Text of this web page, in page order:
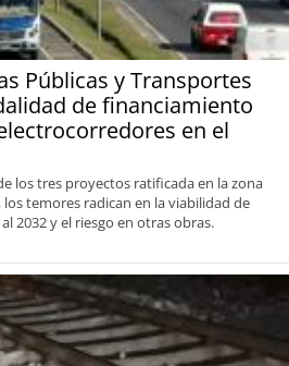
Públicas y Transportes
de financiamiento
en el
los tres proyectos ratificada en la zona
temores radican en la viabilidad de
2032 y el riesgo en otras obras.